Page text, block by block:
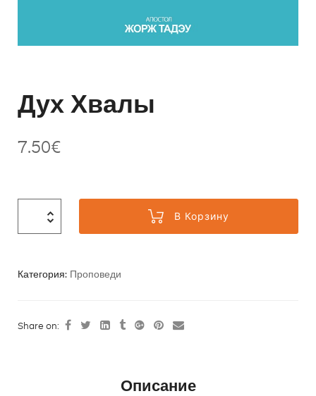
Дух Хвалы
7.50€
В Корзину
Категория: Проповеди
Share on:
Описание